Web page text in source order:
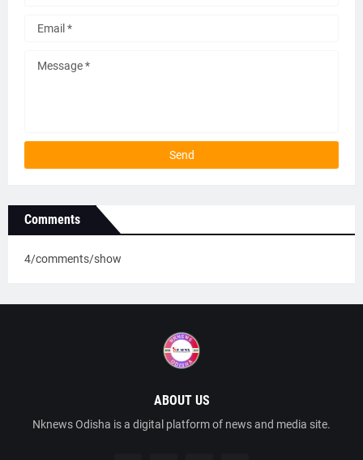
Comments
4/comments/show
ABOUT US
Nknews Odisha is a digital platform of news and media site.